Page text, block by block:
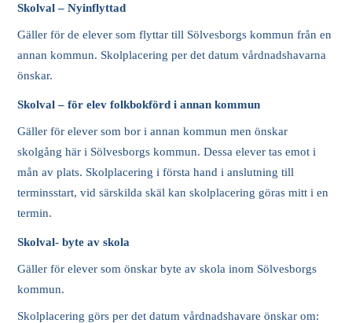
Skolval – Nyinflyttad
Gäller för de elever som flyttar till Sölvesborgs kommun från en
annan kommun. Skolplacering per det datum vårdnadshavarna
önskar.
Skolval – för elev folkbokförd i annan kommun
Gäller för elever som bor i annan kommun men önskar
skolgång här i Sölvesborgs kommun. Dessa elever tas emot i
mån av plats. Skolplacering i första hand i anslutning till
terminsstart, vid särskilda skäl kan skolplacering göras mitt i en
termin.
Skolval- byte av skola
Gäller för elever som önskar byte av skola inom Sölvesborgs
kommun.
Skolplacering görs per det datum vårdnadshavare önskar om: